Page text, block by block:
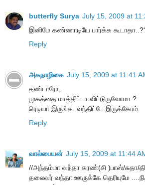
butterfly Surya July 15, 2009 at
இனிமே கண்ணாடியே பார்க்க
Reply
அகநாழிகை July 15, 2009 at 11:41
தண்டாரோ,
முகத்தை மாத்திட்டா விட்டுருவோமா ?
ரெடியா இருங்க. வந்திட்டே இருக்கோம்.
Reply
வால்பையன் July 15, 2009 at 11:44
//அந்தம்மா வந்தா கரண்(சி )பாஸ்/சுதா/
தலைவர் வந்தா ஊருக்கே தெரியுமே